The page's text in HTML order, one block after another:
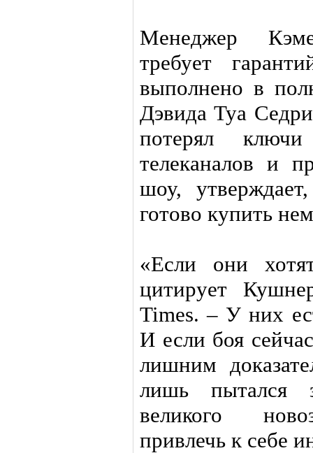
Менеджер
требует
выполнено в
Дэвида Туа
потерял
телеканалов и
шоу,
готово купить
«Если они
цитирует
Times. – У них
И если боя
лишним
лишь пытался
великого
привлечь к себе